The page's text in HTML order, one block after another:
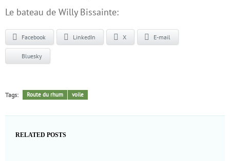
Le bateau de Willy Bissainte:
Facebook LinkedIn X E-mail
Bluesky
Tags: Route du rhum voile
RELATED POSTS